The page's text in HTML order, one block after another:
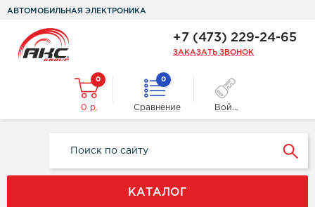
АВТОМОБИЛЬНАЯ ЭЛЕКТРОНИКА
+7 (473) 229-24-65
ЗАКАЗАТЬ ЗВОНОК
0
0 р.
0
Сравнение Войти
КАТАЛОГ